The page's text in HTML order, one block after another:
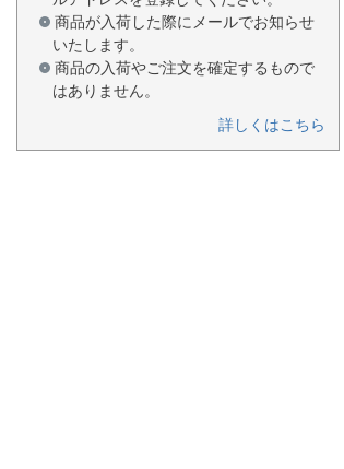
商品が入荷した際にメールでお知らせ
いたします。
商品の入荷やご注文を確定するもので
はありません。
詳しくはこちら